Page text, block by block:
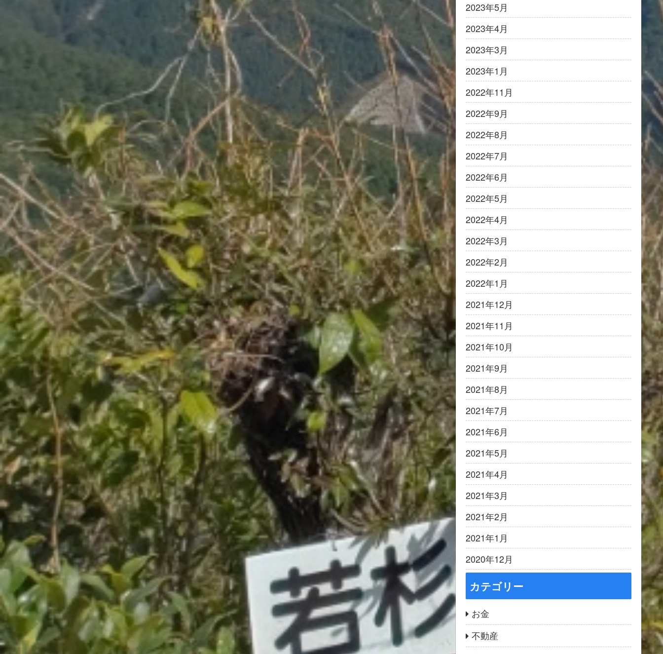
2023年5月
2023年4月
2023年3月
2023年1月
2022年11月
2022年9月
2022年8月
2022年7月
2022年6月
2022年5月
2022年4月
2022年3月
2022年2月
2022年1月
2021年12月
2021年11月
2021年10月
2021年9月
2021年8月
2021年7月
2021年6月
2021年5月
2021年4月
2021年3月
2021年2月
2021年1月
2020年12月
カテゴリー
お金
不動産